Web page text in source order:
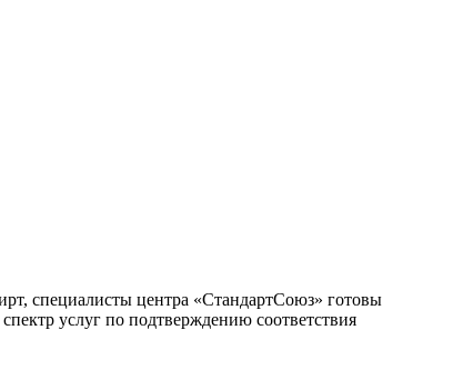
специалисты центра «СтандартСоюз» готовы
услуг по подтверждению соответствия